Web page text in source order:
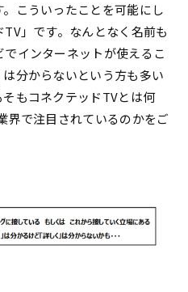
こういったことを可能にし
」です。なんとなく名前も
インターネットが使えるこ
分からないという方も多い
もコネクテッドTVとは何
界で注目されているのかをご